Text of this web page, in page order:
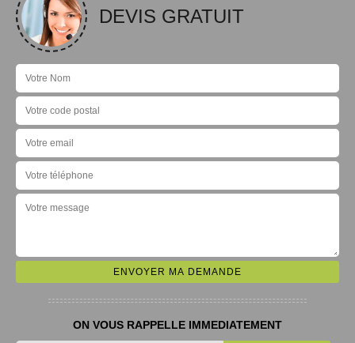
DEVIS GRATUIT
ON VOUS RAPPELLE IMMEDIATEMENT